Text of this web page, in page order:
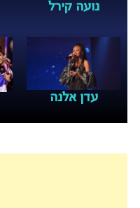
נועה קירל
עדן אלנה